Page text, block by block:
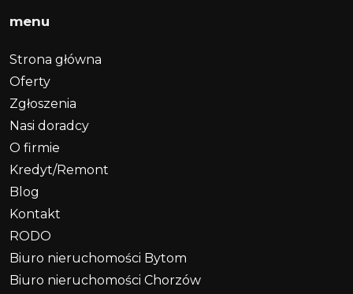
menu
Strona główna
Oferty
Zgłoszenia
Nasi doradcy
O firmie
Kredyt/Remont
Blog
Kontakt
RODO
Biuro nieruchomości Bytom
Biuro nieruchomości Chorzów